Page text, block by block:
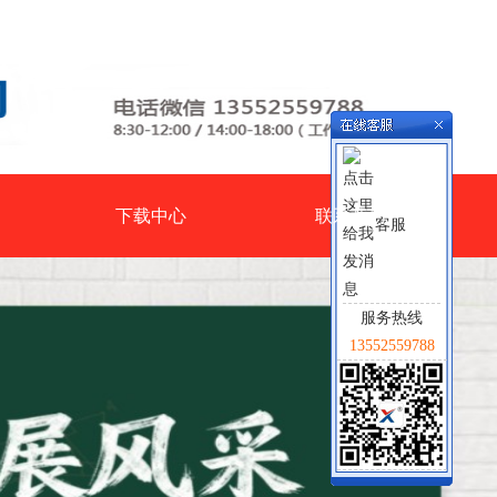
下载中心 联系我们客服
服务热线
13552559788